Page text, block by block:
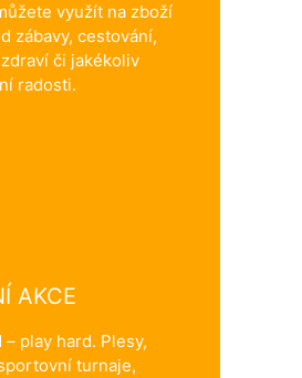
využít na zboží
zábavy, cestování,
či jakékoliv
radosti.
AKCE
– play hard. Plesy,
turnaje,